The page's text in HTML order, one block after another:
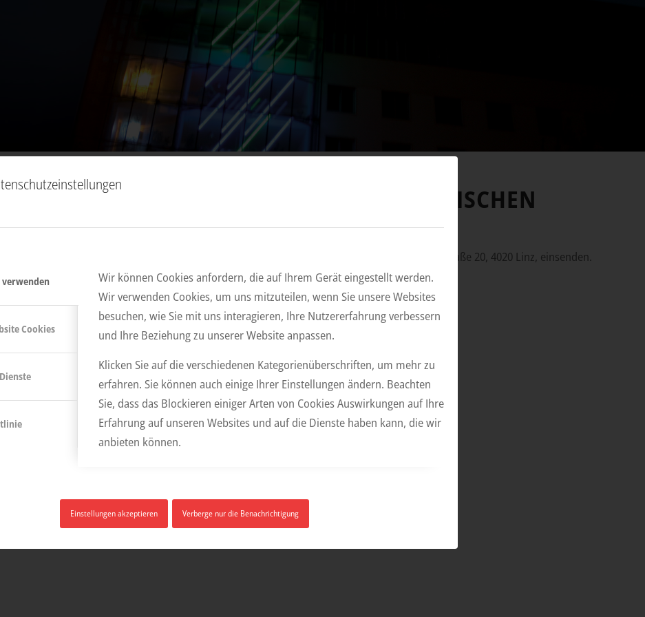
Cookies
Wir können Cookies anfordern, die auf Ihrem Gerät eingestellt werden.
Wir verwenden Cookies, um uns mitzuteilen, wenn Sie unsere Websites
besuchen, wie Sie mit uns interagieren, Ihre Nutzererfahrung verbessern
und Ihre Beziehung zu unserer Website anpassen.
Klicken Sie auf die verschiedenen Kategorienüberschriften, um mehr zu
erfahren. Sie können auch einige Ihrer Einstellungen ändern. Beachten
Sie, dass das Blockieren einiger Arten von Cookies Auswirkungen auf Ihre
Erfahrung auf unseren Websites und auf die Dienste haben kann, die wir
anbieten können.
Einstellungen akzeptieren Verberge nur die Benachrichtigung
ZUR OBERÖSTERREICHISCHEN JURISTISCHEN
downloaden, ausfüllen und an die Oberösterreichische Juristische Gesellschaft, Gruberstraße 20, 4020 Linz, einsenden.
downloaden